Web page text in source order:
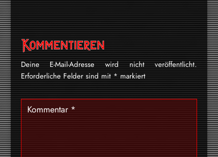
Kommentieren
Deine E-Mail-Adresse wird nicht veröffentlicht.
Erforderliche Felder sind mit*markiert